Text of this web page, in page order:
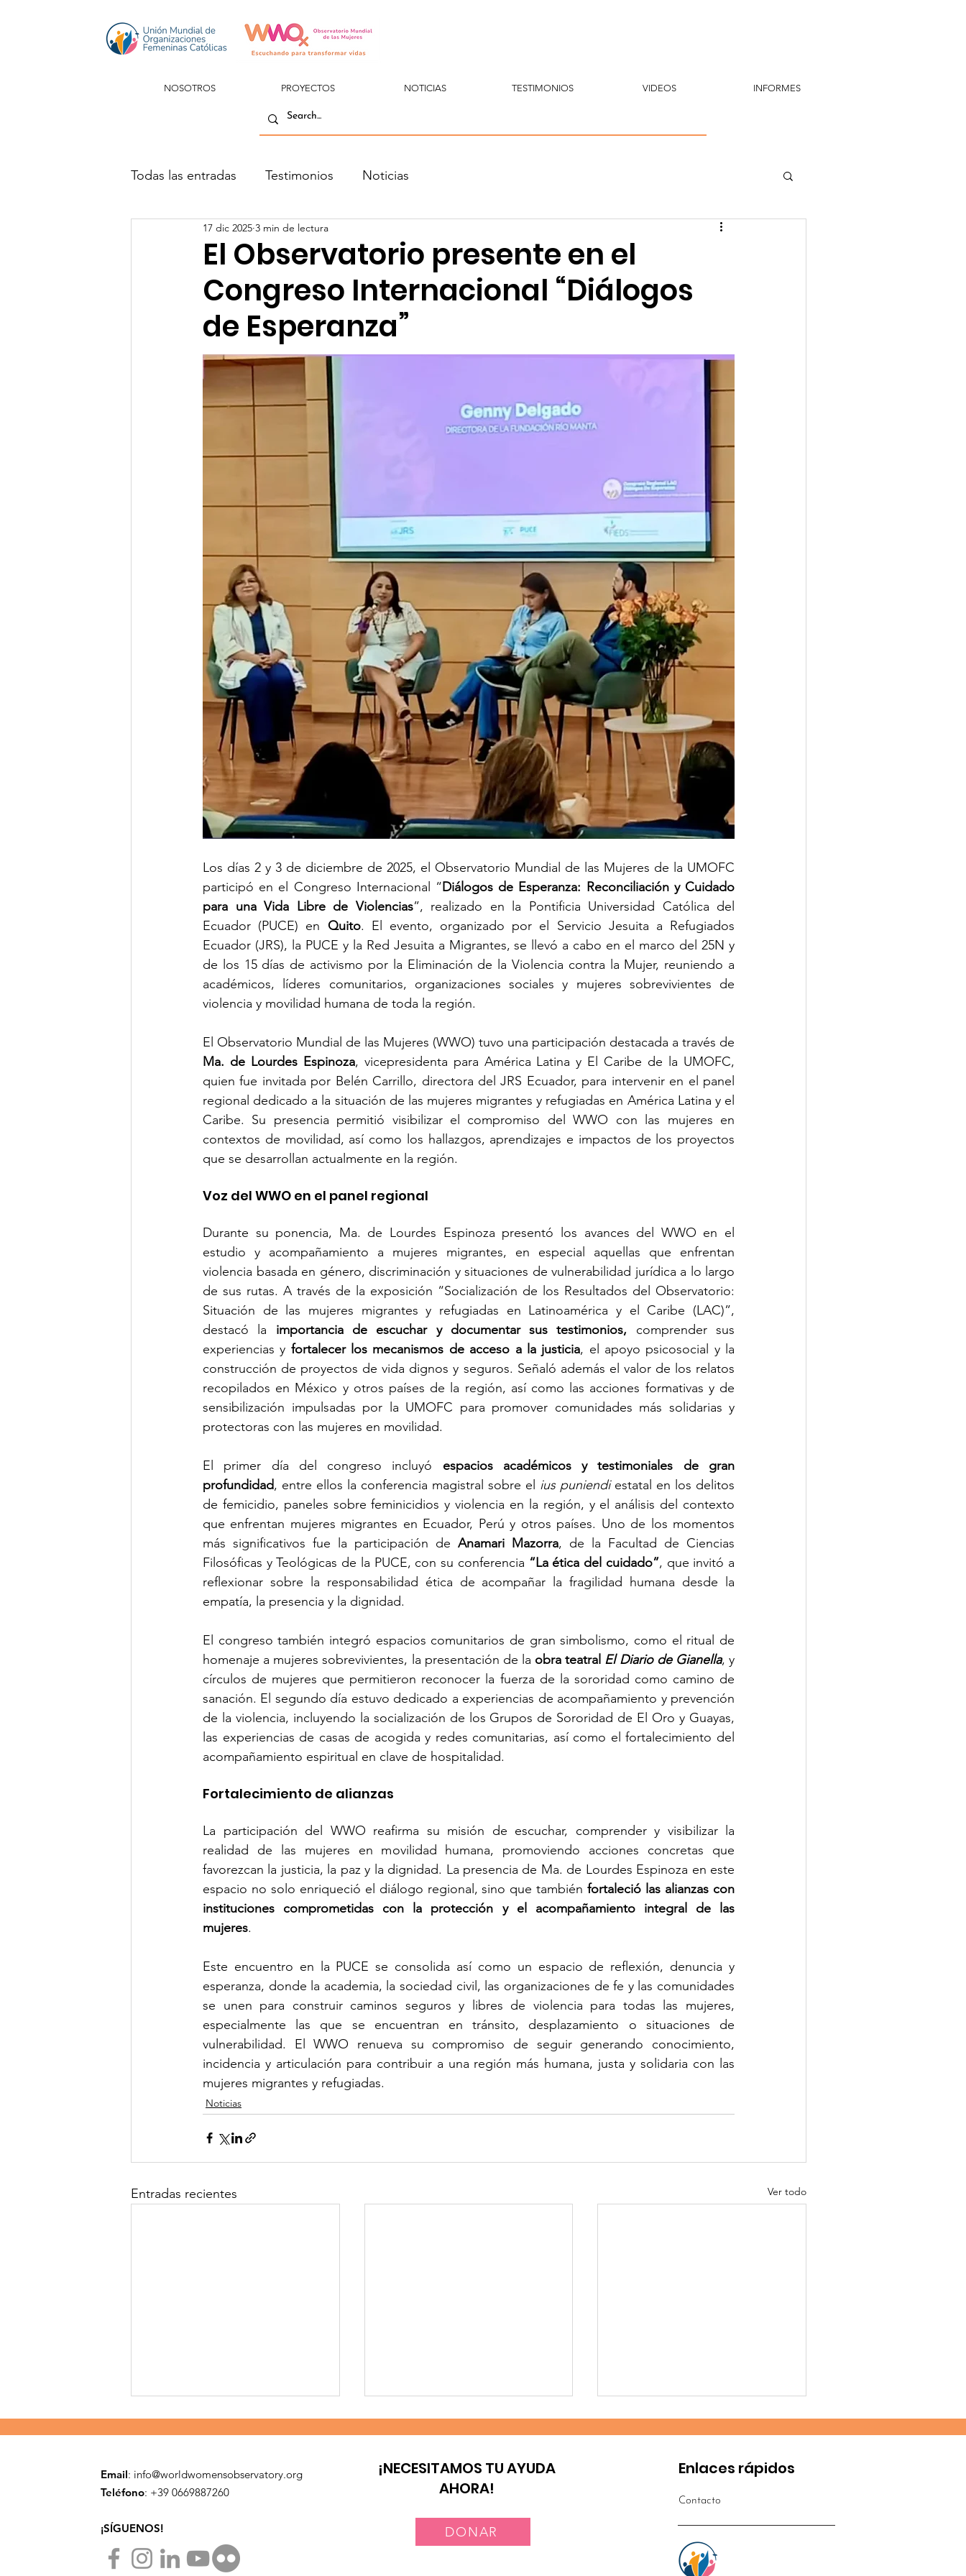
NOSOTROS PROYECTOS NOTICIAS TESTIMONIOS VIDEOS INFORMES
Todas las entradas Testimonios Noticias
El Observatorio presente en el
Congreso Internacional “Diálogos
de Esperanza”
17 dic 2025 3 min de lectura
Los días 2 y 3 de diciembre de 2025, el Observatorio Mundial de las Mujeres de la UMOFC
participó en el Congreso Internacional “Diálogos de Esperanza: Reconciliación y Cuidado
para una Vida Libre de Violencias”, realizado en la Pontificia Universidad Católica del
Ecuador (PUCE) en Quito. El evento, organizado por el Servicio Jesuita a Refugiados
Ecuador (JRS), la PUCE y la Red Jesuita a Migrantes, se llevó a cabo en el marco del 25N y
de los 15 días de activismo por la Eliminación de la Violencia contra la Mujer, reuniendo a
académicos, líderes comunitarios, organizaciones sociales y mujeres sobrevivientes de
violencia y movilidad humana de toda la región.
Ma. de Lourdes Espinoza, vicepresidenta para América Latina y El Caribe de la UMOFC,
quien fue invitada por Belén Carrillo, directora del JRS Ecuador, para intervenir en el panel
regional dedicado a la situación de las mujeres migrantes y refugiadas en América Latina y el
Caribe. Su presencia permitió visibilizar el compromiso del WWO con las mujeres en
contextos de movilidad, así como los hallazgos, aprendizajes e impactos de los proyectos
que se desarrollan actualmente en la región.
Voz del WWO en el panel regional
Durante su ponencia, Ma. de Lourdes Espinoza presentó los avances del WWO en el
estudio y acompañamiento a mujeres migrantes, en especial aquellas que enfrentan
violencia basada en género, discriminación y situaciones de vulnerabilidad jurídica a lo largo
de sus rutas. A través de la exposición “Socialización de los Resultados del Observatorio:
Situación de las mujeres migrantes y refugiadas en Latinoamérica y el Caribe (LAC)”,
destacó la importancia de escuchar y documentar sus testimonios, comprender sus
experiencias y fortalecer los mecanismos de acceso a la justicia, el apoyo psicosocial y la
construcción de proyectos de vida dignos y seguros. Señaló además el valor de los relatos
recopilados en México y otros países de la región, así como las acciones formativas y de
sensibilización impulsadas por la UMOFC para promover comunidades más solidarias y
protectoras con las mujeres en movilidad.
El primer día del congreso incluyó espacios académicos y testimoniales de gran
profundidad, entre ellos la conferencia magistral sobre el ius puniendi estatal en los delitos
de femicidio, paneles sobre feminicidios y violencia en la región, y el análisis del contexto
que enfrentan mujeres migrantes en Ecuador, Perú y otros países. Uno de los momentos
más significativos fue la participación de Anamari Mazorra, de la Facultad de Ciencias
Filosóficas y Teológicas de la PUCE, con su conferencia “La ética del cuidado”, que invitó a
reflexionar sobre la responsabilidad ética de acompañar la fragilidad humana desde la
empatía, la presencia y la dignidad.
El congreso también integró espacios comunitarios de gran simbolismo, como el ritual de
homenaje a mujeres sobrevivientes, la presentación de la obra teatral El Diario de Gianella, y
círculos de mujeres que permitieron reconocer la fuerza de la sororidad como camino de
sanación. El segundo día estuvo dedicado a experiencias de acompañamiento y prevención
de la violencia, incluyendo la socialización de los Grupos de Sororidad de El Oro y Guayas,
las experiencias de casas de acogida y redes comunitarias, así como el fortalecimiento del
acompañamiento espiritual en clave de hospitalidad.
Fortalecimiento de alianzas
La participación del WWO reafirma su misión de escuchar, comprender y visibilizar la
realidad de las mujeres en movilidad humana, promoviendo acciones concretas que
favorezcan la justicia, la paz y la dignidad. La presencia de Ma. de Lourdes Espinoza en este
espacio no solo enriqueció el diálogo regional, sino que también fortaleció las alianzas con
instituciones comprometidas con la protección y el acompañamiento integral de las
mujeres.
Este encuentro en la PUCE se consolida así como un espacio de reflexión, denuncia y
esperanza, donde la academia, la sociedad civil, las organizaciones de fe y las comunidades
se unen para construir caminos seguros y libres de violencia para todas las mujeres,
especialmente las que se encuentran en tránsito, desplazamiento o situaciones de
vulnerabilidad. El WWO renueva su compromiso de seguir generando conocimiento,
incidencia y articulación para contribuir a una región más humana, justa y solidaria con las
mujeres migrantes y refugiadas.
Noticias
Entradas recientes Ver todo
Primeros pasos en Asia
Laicos y consagrados:
Nuevo proyecto en
Email: info@worldwomensobservatory.org
Teléfono: ​+39 0669887260
¡SÍGUENOS!
¡NECESITAMOS TU AYUDA
AHORA!
DONAR
Enlaces rápidos
Contacto